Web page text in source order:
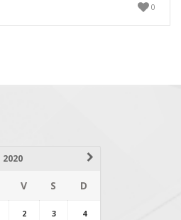
0
V S D
2 3 4